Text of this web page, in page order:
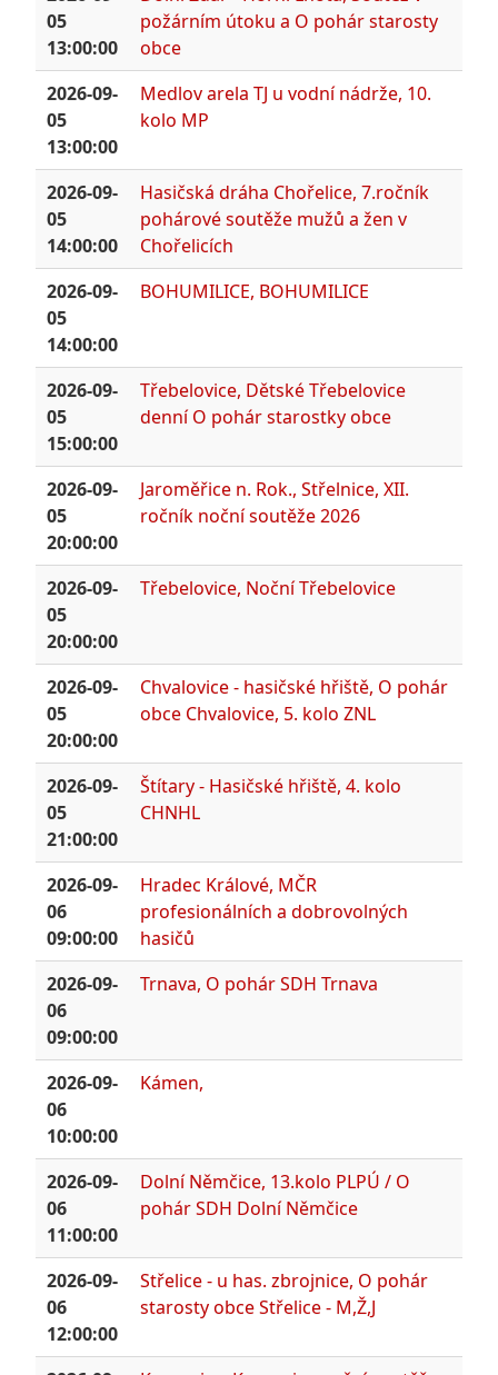
05
13:00:00
požárním útoku a O pohár starosty
obce
2026-09-
05
13:00:00
Medlov arela TJ u vodní nádrže, 10.
kolo MP
2026-09-
05
14:00:00
Hasičská dráha Chořelice, 7.ročník
pohárové soutěže mužů a žen v
Chořelicích
2026-09-
05
14:00:00
BOHUMILICE, BOHUMILICE
2026-09-
05
15:00:00
Třebelovice, Dětské Třebelovice
denní O pohár starostky obce
2026-09-
05
20:00:00
Jaroměřice n. Rok., Střelnice, XII.
ročník noční soutěže 2026
2026-09-
05
20:00:00
Třebelovice, Noční Třebelovice
2026-09-
05
20:00:00
Chvalovice - hasičské hřiště, O pohár
obce Chvalovice, 5. kolo ZNL
2026-09-
05
21:00:00
Štítary - Hasičské hřiště, 4. kolo
CHNHL
2026-09-
06
09:00:00
Hradec Králové, MČR
profesionálních a dobrovolných
hasičů
2026-09-
06
09:00:00
Trnava, O pohár SDH Trnava
2026-09-
06
10:00:00
Kámen,
2026-09-
06
11:00:00
Dolní Němčice, 13.kolo PLPÚ / O
pohár SDH Dolní Němčice
2026-09-
06
12:00:00
Střelice - u has. zbrojnice, O pohár
starosty obce Střelice - M,Ž,J